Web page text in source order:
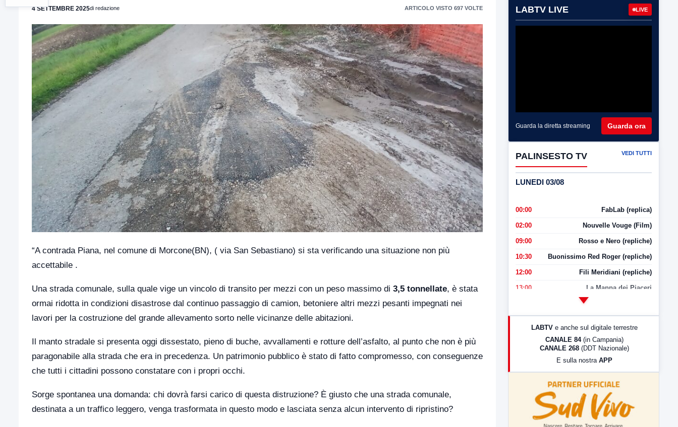
4 SETTEMBRE 2025di redazione ARTICOLO VISTO 697 VOLTE
“A contrada Piana, nel comune di Morcone(BN), ( via San Sebastiano) si sta verificando una situazione non più
accettabile .
Una strada comunale, sulla quale vige un vincolo di transito per mezzi con un peso massimo di 3,5 tonnellate, è stata
ormai ridotta in condizioni disastrose dal continuo passaggio di camion, betoniere altri mezzi pesanti impegnati nei
lavori per la costruzione del grande allevamento sorto nelle vicinanze delle abitazioni.
Il manto stradale si presenta oggi dissestato, pieno di buche, avvallamenti e rotture dell’asfalto, al punto che non è più
paragonabile alla strada che era in precedenza. Un patrimonio pubblico è stato di fatto compromesso, con conseguenze
che tutti i cittadini possono constatare con i propri occhi.
Sorge spontanea una domanda: chi dovrà farsi carico di questa distruzione? È giusto che una strada comunale,
destinata a un traffico leggero, venga trasformata in questo modo e lasciata senza alcun intervento di ripristino?
LABTV LIVE LIVE
Guarda la diretta streaming Guarda ora
PALINSESTO TV VEDI TUTTI
LUNEDI 03/08
00:00 FabLab (replica)
02:00 Nouvelle Vouge (Film)
09:00 Rosso e Nero (repliche)
10:30 Buonissimo Red Roger (repliche)
12:00 Fili Meridiani (repliche)
13:00 La Mappa dei Piaceri
LabNews (Diretta)
LabNews (replica)
LABTV e anche sul digitale terrestre
CANALE 84 (in Campania)
CANALE 268 (DDT Nazionale)
E sulla nostra APP